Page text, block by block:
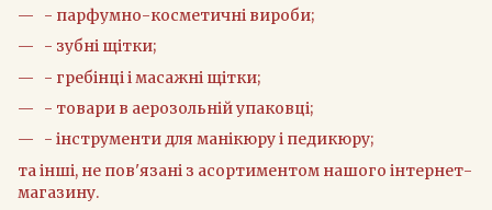
- парфумно-косметичні вироби;
- зубні щітки;
- гребінці і масажні щітки;
- товари в аерозольній упаковці;
- інструменти для манікюру і педикюру;
та інші, не пов'язані з асортиментом нашого інтернет-
магазину.